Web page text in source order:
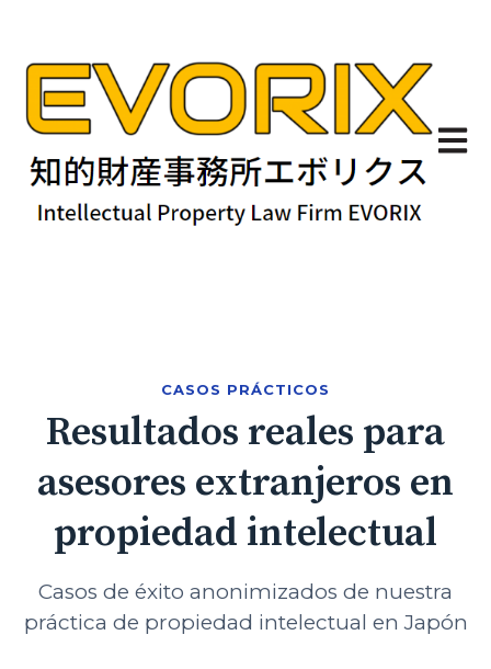
Abrir
CASOS PRÁCTICOS
Resultados reales para
asesores extranjeros en
propiedad intelectual
Casos de éxito anonimizados de nuestra
práctica de propiedad intelectual en Japón